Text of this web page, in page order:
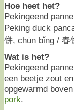
Hoe heet het?
Pekingeend
Peking duck
饼, chūn bǐng / 春
Wat is het?
Pekingeend
een beetje zout
opgewarmd
pork.